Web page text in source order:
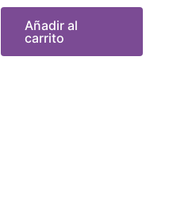
Añadir al
carrito